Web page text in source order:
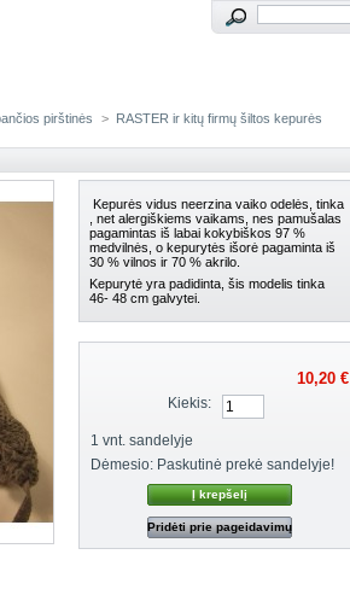
pirštinės >
RASTER ir kitų firmų šiltos kepurės
Kepurės vidus neerzina vaiko odelės, tinka
, net alergiškiems vaikams, nes pamušalas
pagamintas iš labai kokybiškos 97 %
medvilnės, o kepurytės išorė pagaminta iš
30 % vilnos ir 70 % akrilo.
Kepurytė yra padidinta, šis modelis tinka
46- 48 cm galvytei.
10,20 €
Kiekis:
1 vnt. sandelyje
Dėmesio: Paskutinė prekė sandelyje!
Pridėti prie pageidavimų